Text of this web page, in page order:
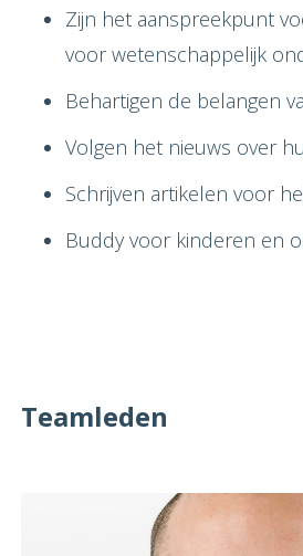
Zijn het aanspreekpunt
voor wetenschappelijk
Behartigen de belangen
Volgen het nieuws over
Schrijven artikelen voor
Buddy voor kinderen en
Teamleden